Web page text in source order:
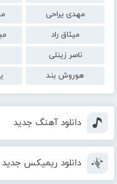
مهدی یراحی
میثاق راد
ناصر زینلی
هوروش بند
دانلود آهنگ جدید
دانلود ریمیکس جدید